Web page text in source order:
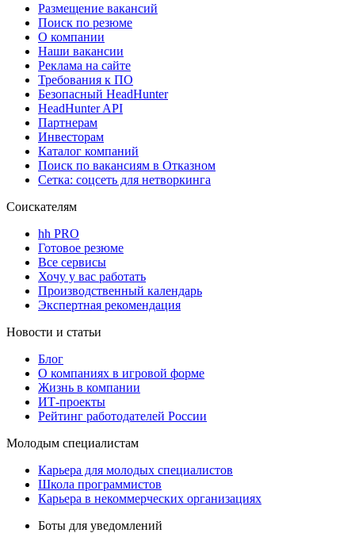
Размещение вакансий
Поиск по резюме
О компании
Наши вакансии
Реклама на сайте
Требования к ПО
Безопасный HeadHunter
HeadHunter API
Партнерам
Инвесторам
Каталог компаний
Поиск по вакансиям в Отказном
Сетка: соцсеть для нетворкинга
Соискателям
hh PRO
Готовое резюме
Все сервисы
Хочу у вас работать
Производственный календарь
Экспертная рекомендация
Новости и статьи
Блог
О компаниях в игровой форме
Жизнь в компании
ИТ-проекты
Рейтинг работодателей России
Молодым специалистам
Карьера для молодых специалистов
Школа программистов
Карьера в некоммерческих организациях
Боты для уведомлений